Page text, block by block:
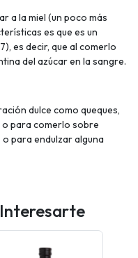
a la miel (un poco más
es que es un
es decir, que al comerlo
del azúcar en la sangre.
dulce como queques,
para comerlo sobre
para endulzar alguna